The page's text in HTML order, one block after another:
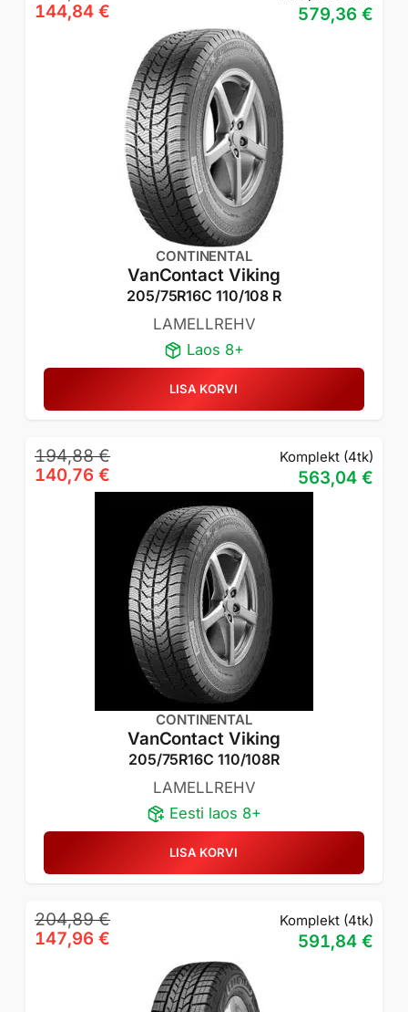
hind
144,84 €
hind
CONTINENTAL
VanContact Viking
205/75R16C 110/108 R
LAMELLREHV
Laos 8+
579,36 €
LISA KORVI
194,88€
Algne
hind
140,76 €
Praegune
hind
CONTINENTAL
VanContact Viking
205/75R16C 110/108R
LAMELLREHV
Eesti laos 8+
Komplekt (4tk)
563,04 €
LISA KORVI
204,89€
Algne
hind
147,96 €
Praegune
hind
Komplekt (4tk)
591,84 €